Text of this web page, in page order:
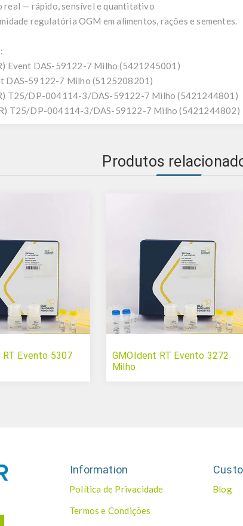
real — rápido, sensível e quantitativo
regulatória OGM em alimentos, rações e sementes.
Event DAS-59122-7 Milho (5421245001)
DAS-59122-7 Milho (5125208201)
T25/DP-004114-3/DAS-59122-7 Milho (5421244801)
T25/DP-004114-3/DAS-59122-7 Milho (5421244802)
Produtos
Evento 5307
GMOIdent RT Evento 3272
Milho
Information
Política de Privacidade
Termos e Condições
Blog